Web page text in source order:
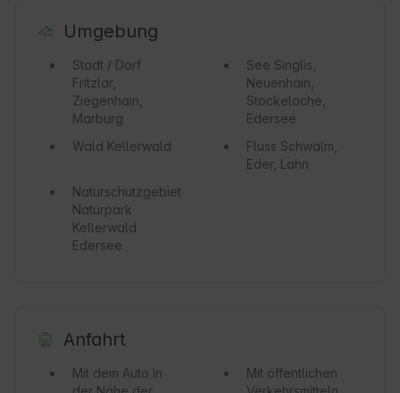
Umgebung
Stadt / Dorf
Fritzlar,
Ziegenhain,
Marburg
See Singlis,
Neuenhain,
Stockelache,
Edersee
Wald Kellerwald Fluss Schwalm,
Eder, Lahn
Naturschutzgebiet
Naturpark
Kellerwald
Edersee
Anfahrt
Mit dem Auto In
Mit öffentlichen